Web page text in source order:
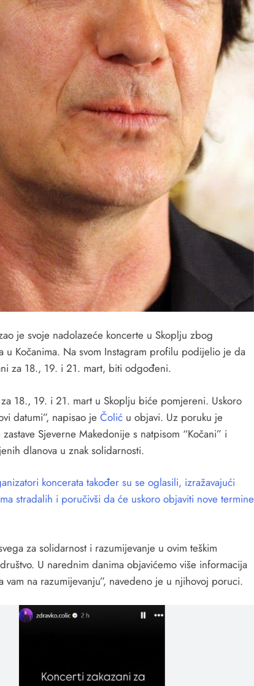
je svoje nadolazeće koncerte u Skoplju zbog
u Kočanima. Na svom Instagram profilu podijelio je da
za 18., 19. i 21. mart, biti odgođeni.
za 18., 19. i 21. mart u Skoplju biće pomjereni. Uskoro
datumi”, napisao je Čolić u objavi. Uz poruku je
Sjeverne Makedonije s natpisom “Kočani” i
dlanova u znak solidarnosti.
koncerata također su se oglasili, izražavajući
stradalih i poručivši da će uskoro objaviti nove termine
za solidarnost i razumijevanje u ovim teškim
U narednim danima objavićemo više informacija
vam na razumijevanju”, navedeno je u njihovoj poruci.